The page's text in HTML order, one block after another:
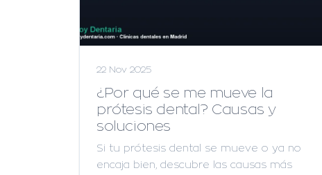
22 Nov 2025
¿Por qué se me mueve la
prótesis dental? Causas y
soluciones
Si tu prótesis dental se mueve o ya no
encaja bien, descubre las causas más